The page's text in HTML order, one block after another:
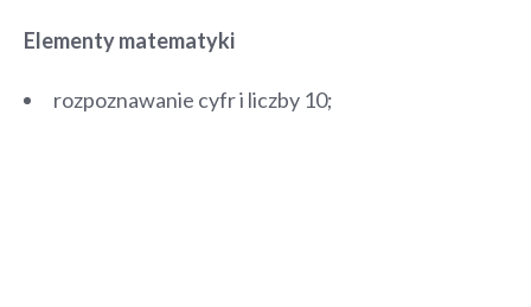
Elementy matematyki
rozpoznawanie cyfr i liczby 10;